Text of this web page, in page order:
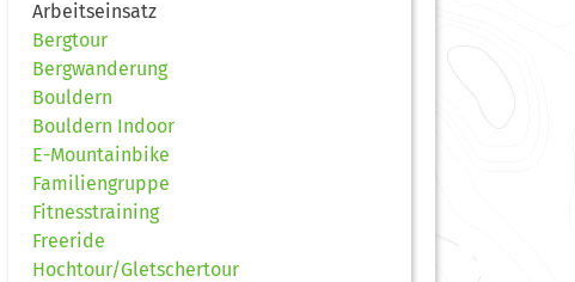
Arbeitseinsatz
Bergtour
Bergwanderung
Bouldern
Bouldern Indoor
E-Mountainbike
Familiengruppe
Fitnesstraining
Freeride
Hochtour/Gletschertour